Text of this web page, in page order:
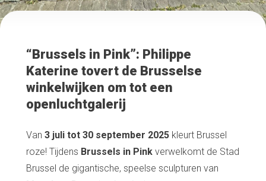
“Brussels in Pink”: Philippe
Katerine tovert de Brusselse
winkelwijken om tot een
openluchtgalerij
Van3 juli tot 30 september 2025 kleurt Brussel
roze! Tijdens Brussels in Pink verwelkomt de Stad
Brussel de gigantische, speelse sculpturen van